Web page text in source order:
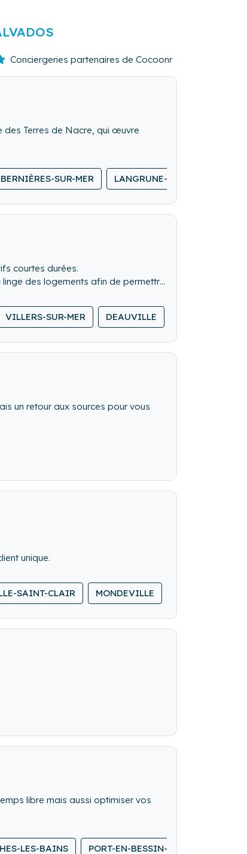
Conciergeries partenaires de Cocoonr
des Terres de Nacre, qui œuvre
parmi d’autres services.
BERNIÈRES-SUR-MER LANGRUNE-SUR-MER
courtes durées.
des logements afin de permettre
tout le territoire national.
l'accompagnement de notre
soucieux de l’accueil et de
VILLERS-SUR-MER DEAUVILLE
un retour aux sources pour vous
unique.
SAINT-CLAIR MONDEVILLE
libre mais aussi optimiser vos
LES-BAINS PORT-EN-BESSIN-HUPPAIN